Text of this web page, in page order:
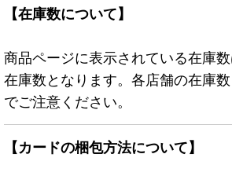
【在庫数について】
商品ページに表示されている在庫
在庫数となります。各店舗の在庫
でご注意ください。
【カードの梱包方法について】